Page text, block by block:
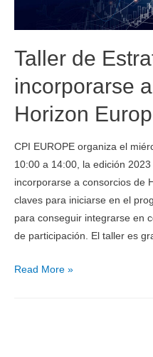
Taller de
incorporarse
Horizon
CPI EUROPE organiza el
10:00 a 14:00, la edición
incorporarse a consorcios de
claves para iniciarse en el
para conseguir integrarse en
de participación. El taller es
Read More »